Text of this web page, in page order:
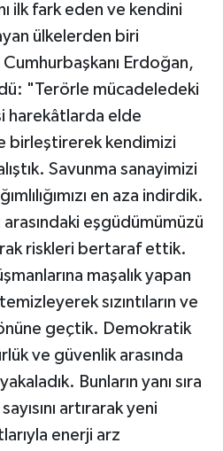
ilk fark eden ve kendini
ülkelerden biri
Cumhurbaşkanı Erdoğan,
"Terörle mücadeledeki
harekâtlarda elde
birleştirerek kendimizi
Savunma sanayimizi
en aza indirdik.
arasındaki eşgüdümümüzü
riskleri bertaraf ettik.
maşalık yapan
sızıntıların ve
geçtik. Demokratik
ve güvenlik arasında
Bunların yanı sıra
artırarak yeni
enerji arz